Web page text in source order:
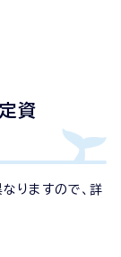
資
りますので、詳